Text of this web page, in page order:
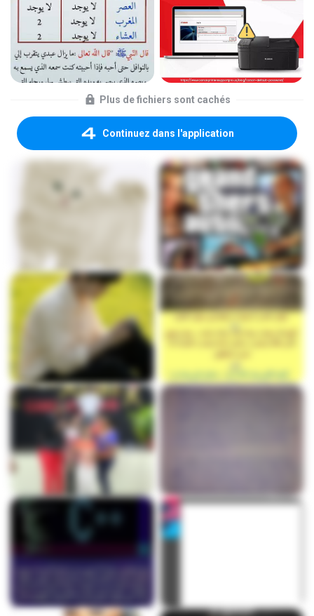
Plus de fichiers sont cachés
Continuez dans l'application